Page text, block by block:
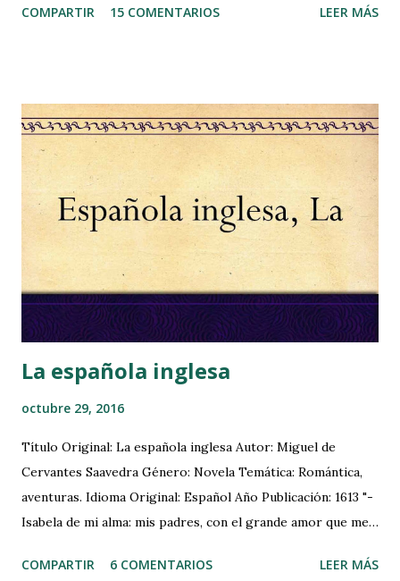
quizás algo más, comenté por Facebook mi intención de
dejar claro, que estos remedios caseros que practico
minimizan los efectos alérgicos a los ácaros, pero no hacen
que los libros estén 100% libres de alérgenos . Pues bien,
basándome en algunos consejos médicos y en la biología de
estos bichos, he elaborado un plan de choque con unos
sencillos pasos que me permiten disfrutar de los libros
viejos con menos molestias. Los ácaros del polvo
proliferan con la humedad y las temperaturas cálidas. Su
hábitat ideal se encuentra bajo parám...
COMPARTIR 15 COMENTARIOS LEER MÁS
La española inglesa
octubre 29, 2016
Título Original: La española inglesa Autor: Miguel de
Cervantes Saavedra Género: Novela Temática: Romántica,
aventuras. Idioma Original: Español Año Publicación: 1613 "-
Isabela de mi alma: mis padres, con el grande amor que me
han traído a casa una doncella escocesa con quien ellos
COMPARTIR 6 COMENTARIOS LEER MÁS